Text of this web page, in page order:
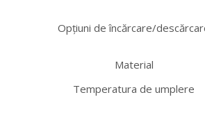
Opțiuni de încărcare/
Material
Temperatura de umplere